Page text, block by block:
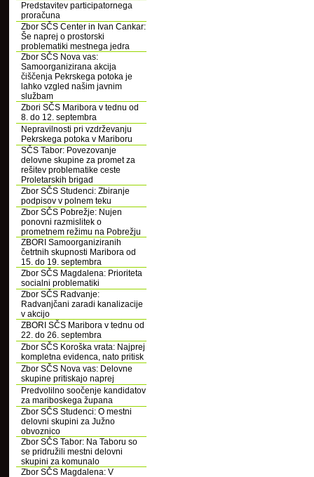
Predstavitev participatornega
proračuna
Zbor SČS Center in Ivan Cankar:
Še naprej o prostorski
problematiki mestnega jedra
Zbor SČS Nova vas:
Samoorganizirana akcija
čiščenja Pekrskega potoka je
lahko vzgled našim javnim
službam
Zbori SČS Maribora v tednu od
8. do 12. septembra
Nepravilnosti pri vzdrževanju
Pekrskega potoka v Mariboru
SČS Tabor: Povezovanje
delovne skupine za promet za
rešitev problematike ceste
Proletarskih brigad
Zbor SČS Studenci: Zbiranje
podpisov v polnem teku
Zbor SČS Pobrežje: Nujen
ponovni razmislitek o
prometnem režimu na Pobrežju
ZBORI Samoorganiziranih
četrtnih skupnosti Maribora od
15. do 19. septembra
Zbor SČS Magdalena: Prioriteta
socialni problematiki
Zbor SČS Radvanje:
Radvanjčani zaradi kanalizacije
v akcijo
ZBORI SČS Maribora v tednu od
22. do 26. septembra
Zbor SČS Koroška vrata: Najprej
kompletna evidenca, nato pritisk
Zbor SČS Nova vas: Delovne
skupine pritiskajo naprej
Predvolilno soočenje kandidatov
za mariboskega župana
Zbor SČS Studenci: O mestni
delovni skupini za Južno
obvoznico
Zbor SČS Tabor: Na Taboru so
se pridružili mestni delovni
skupini za komunalo
Zbor SČS Magdalena: V